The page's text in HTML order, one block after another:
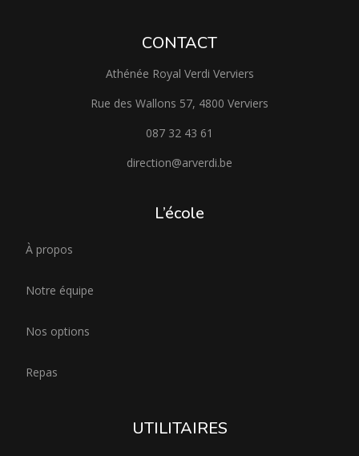
CONTACT
Athénée Royal Verdi Verviers
Rue des Wallons 57, 4800 Verviers
087 32 43 61
direction@arverdi.be
L’école
À propos
Notre équipe
Nos options
Repas
UTILITAIRES